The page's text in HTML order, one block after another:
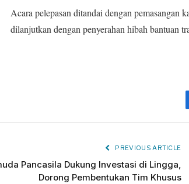
Acara pelepasan ditandai dengan
dilanjutkan dengan penyerahan hibah bantuan
PREVIOUS ARTICLE
Pancasila Dukung Investasi di Lingga,
Dorong Pembentukan Tim Khusus